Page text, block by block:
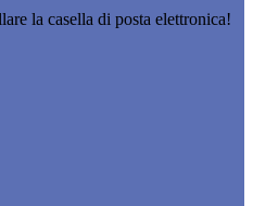
la casella di posta elettronica!